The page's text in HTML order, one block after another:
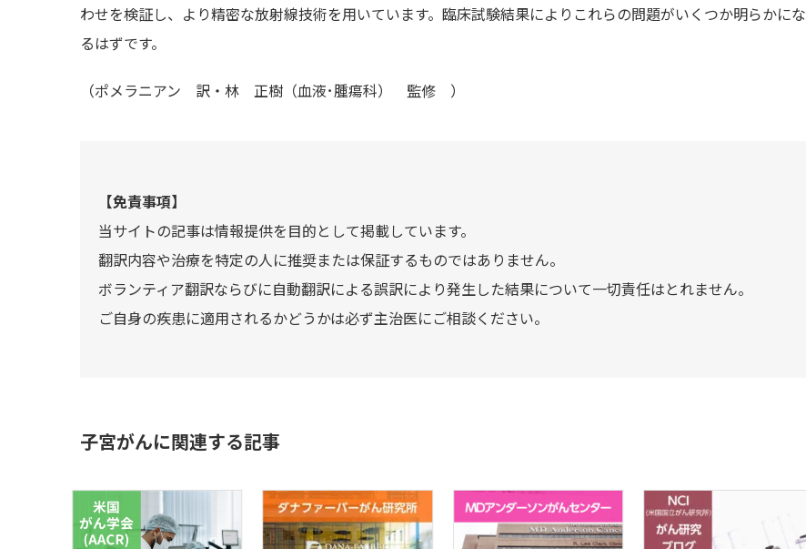
わせを検証し、より精密な放射線技術を用いています。臨床試験結果によりこれらの問題がいくつか明らかにな
るはずです。
（ポメラニアン 訳・林 正樹（血液･腫瘍科） 監修 ）
【免責事項】
当サイトの記事は情報提供を目的として掲載しています。
翻訳内容や治療を特定の人に推奨または保証するものではありません。
ボランティア翻訳ならびに自動翻訳による誤訳により発生した結果について一切責任はとれません。
ご自身の疾患に適用されるかどうかは必ず主治医にご相談ください。
子宮がんに関連する記事